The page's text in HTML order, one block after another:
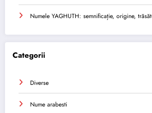
Numele YAGHUTH: semnificație, origine,
Categorii
Diverse
Nume arabesti